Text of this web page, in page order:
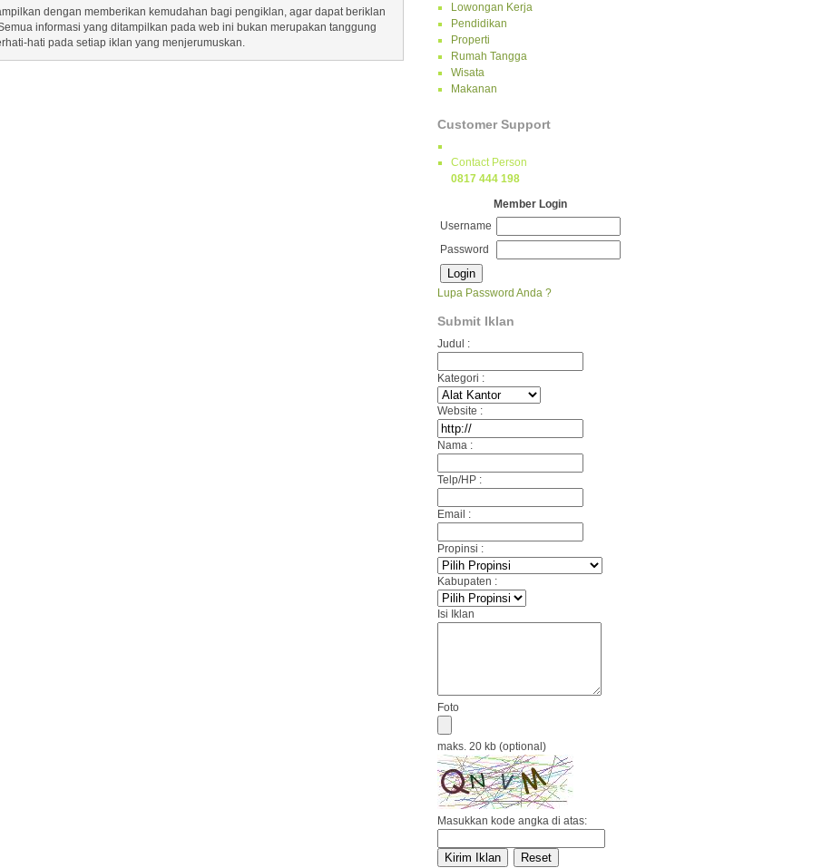
Lowongan Kerja
Pendidikan
Properti
Rumah Tangga
Wisata
Makanan
Customer Support
Contact Person
0817 444 198
Member Login
Username
Password
Lupa Password Anda ?
Submit Iklan
Judul :
Kategori :
Website :
Nama :
Telp/HP :
Email :
Propinsi :
Kabupaten :
Isi Iklan
Foto
maks. 20 kb (optional)
Masukkan kode angka di atas:
dengan memberikan kemudahan bagi pengiklan, agar dapat beriklan
informasi yang ditampilkan pada web ini bukan merupakan tanggung
hati pada setiap iklan yang menjerumuskan.